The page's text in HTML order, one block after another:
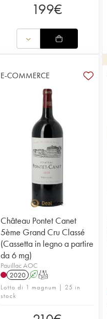
199€
E-COMMERCE
Château Pontet Canet
5ème Grand Cru Classé
(Cassetta in legno a partire
da 6 mg)
Pauillac AOC
2020 AT
Lotto di 1 magnum | 25 in
stock